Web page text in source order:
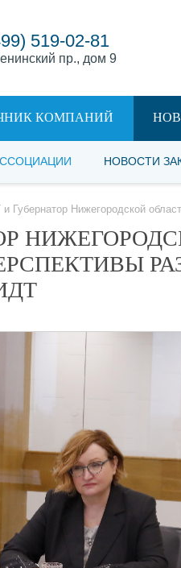
519-02-81
пр., дом 9
КОМПАНИЙ
НОВОСТИ
Губернатор Нижегородской